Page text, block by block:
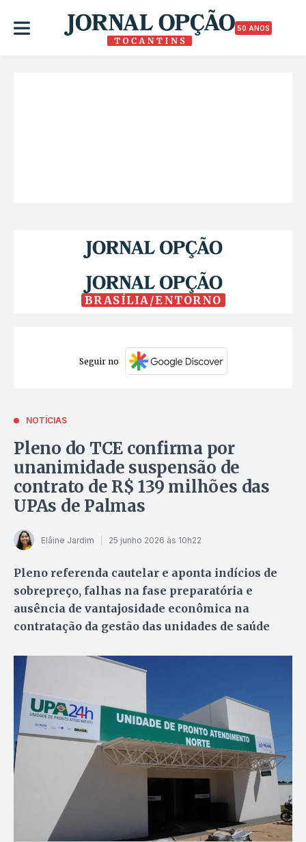
50 ANOS
BRASÍLIA/ENTORNO
Seguir no
NOTÍCIAS
Pleno do TCE confirma por
unanimidade suspensão de
contrato de R$ 139 milhões das
UPAs de Palmas
Elâine Jardim 25 junho 2026 às 10h22
Pleno referenda cautelar e aponta indícios de
sobrepreço, falhas na fase preparatória e
ausência de vantajosidade econômica na
contratação da gestão das unidades de saúde